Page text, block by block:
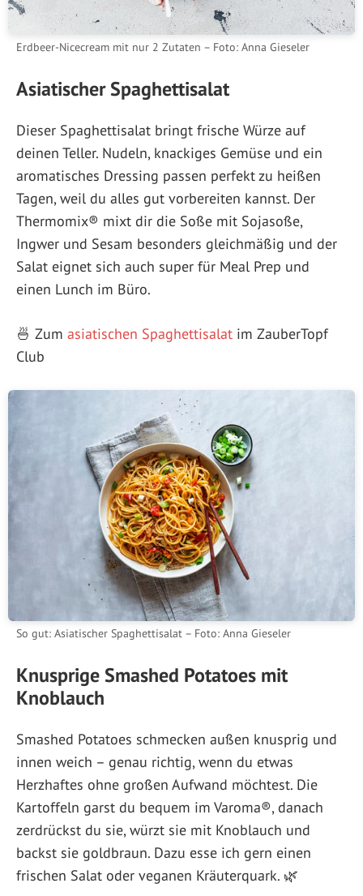
Erdbeer-Nicecream mit nur 2 Zutaten – Foto: Anna Gieseler
Asiatischer Spaghettisalat
Dieser Spaghettisalat bringt frische Würze auf
deinen Teller. Nudeln, knackiges Gemüse und ein
aromatisches Dressing passen perfekt zu heißen
Tagen, weil du alles gut vorbereiten kannst. Der
Thermomix® mixt dir die Soße mit Sojasoße,
Ingwer und Sesam besonders gleichmäßig und der
Salat eignet sich auch super für Meal Prep und
einen Lunch im Büro.
🍜 Zum asiatischen Spaghettisalat im ZauberTopf
Club
So gut: Asiatischer Spaghettisalat – Foto: Anna Gieseler
Knusprige Smashed Potatoes mit
Knoblauch
Smashed Potatoes schmecken außen knusprig und
innen weich – genau richtig, wenn du etwas
Herzhaftes ohne großen Aufwand möchtest. Die
Kartoffeln garst du bequem im Varoma®, danach
zerdrückst du sie, würzt sie mit Knoblauch und
backst sie goldbraun. Dazu esse ich gern einen
frischen Salat oder veganen Kräuterquark. 🌿